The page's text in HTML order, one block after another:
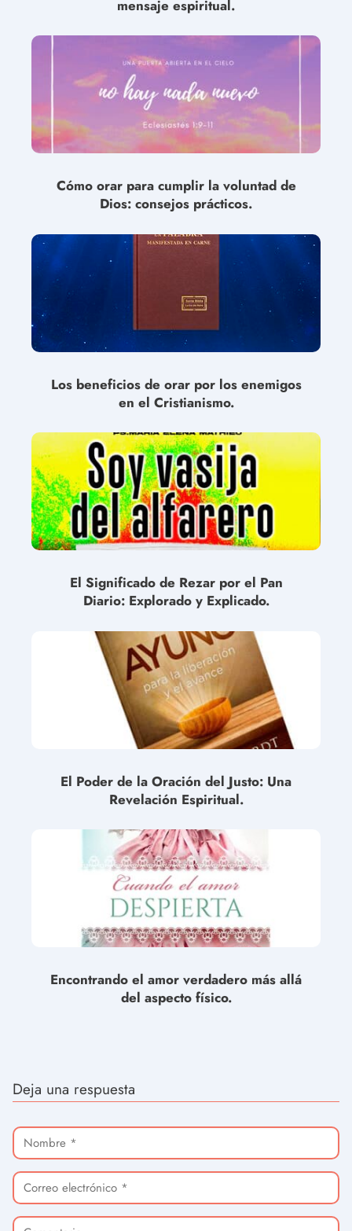
mensaje espiritual.
Cómo orar para cumplir la voluntad de
Dios: consejos prácticos.
Los beneficios de orar por los enemigos
en el Cristianismo.
El Significado de Rezar por el Pan
Diario: Explorado y Explicado.
El Poder de la Oración del Justo: Una
Revelación Espiritual.
Encontrando el amor verdadero más allá
del aspecto físico.
Deja una respuesta